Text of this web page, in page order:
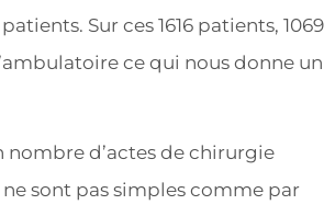
Sur ces 1616 patients, 1069
ce qui nous donne un
nombre d’actes de chirurgie
sont pas simples comme par